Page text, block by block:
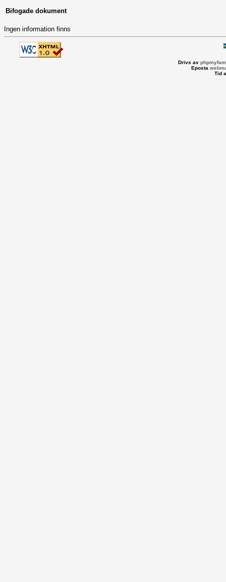
Bifogade dokument
Ingen information finns
Drivs av
Eposta
Tid